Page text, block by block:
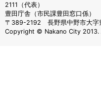
2111（代表）
豊田庁舎（市民課豊田窓口係）
〒389-2192 長野県中野市大
Copyright © Nakano City 2013.